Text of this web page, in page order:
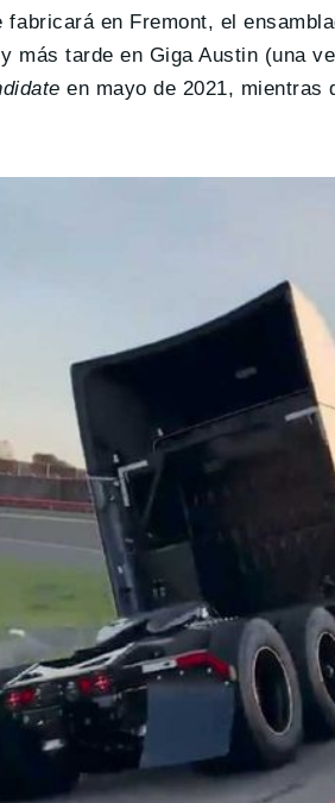
en Fremont, el
más tarde en Giga Austin (una
en mayo de 2021, mientras